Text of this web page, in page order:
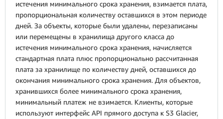
истечения минимального срока хранения, взимается плата,
пропорциональная количеству оставшихся в этом периоде
дней. За объекты, которые были удалены, перезаписаны
или перемещены в хранилища другого класса до
истечения минимального срока хранения, начисляется
стандартная плата плюс пропорционально рассчитанная
плата за хранилище по количеству дней, оставшихся до
окончания минимального срока хранения. Для объектов,
хранившихся более минимального срока хранения,
минимальный платеж не взимается. Клиенты, которые
используют интерфейс API прямого доступа к S3 Glacier,